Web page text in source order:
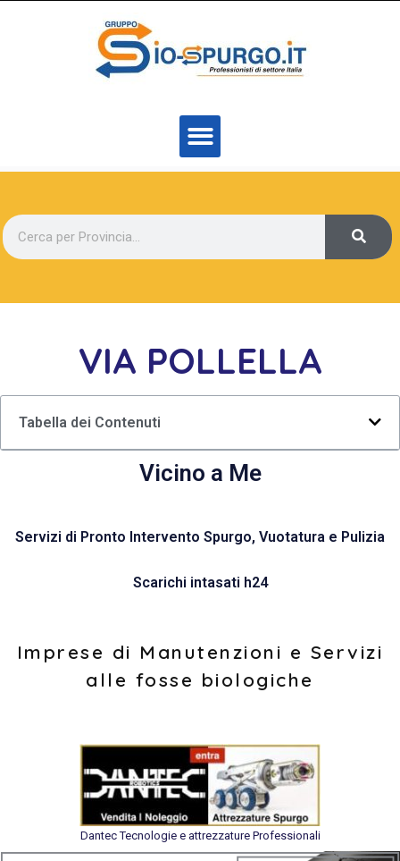
VIA POLLELLA
Tabella dei Contenuti
Vicino a Me
Servizi di Pronto Intervento Spurgo, Vuotatura e Pulizia
Scarichi intasati h24
Imprese di Manutenzioni e Servizi
alle fosse biologiche
Dantec Tecnologie e attrezzature Professionali